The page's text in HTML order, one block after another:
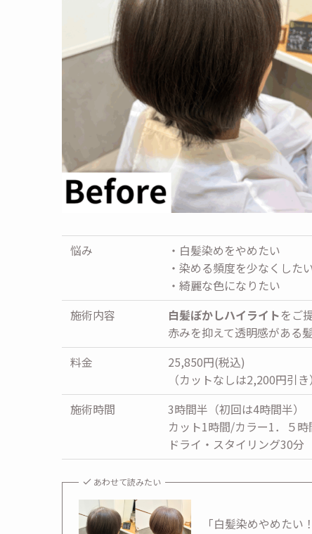
悩み
・白髪染めをやめたい
・染める頻度を少なくした
・綺麗な色になりたい
施術内容
白髪ぼかしハイライトをご
赤みを抑えて透明感がある
料金
25,850円(税込)
（カットなしは2,200円引き）
施術時間
3時間半（初回は4時間半）
カット1時間/カラー1．５
ドライ・スタイリング30分
あわせて読みたい
「白髪染めやめたい